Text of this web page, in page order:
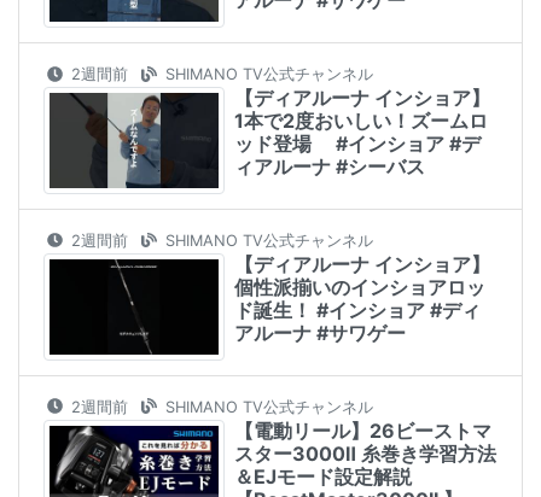
2週間前 SHIMANO TV公式チャンネル
【ディアルーナ インショア】
1本で2度おいしい！ズームロ
ッド登場 #インショア #デ
ィアルーナ #シーバス
2週間前 SHIMANO TV公式チャンネル
【ディアルーナ インショア】
個性派揃いのインショアロッ
ド誕生！ #インショア #ディ
アルーナ #サワゲー
2週間前 SHIMANO TV公式チャンネル
【電動リール】26ビーストマ
スター3000Ⅱ 糸巻き学習方法
＆EJモード設定解説